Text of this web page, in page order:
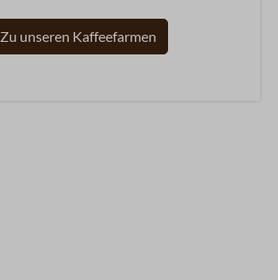
Zu unseren Kaffeefarmen